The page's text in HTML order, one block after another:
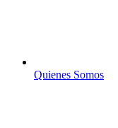
Quienes Somos